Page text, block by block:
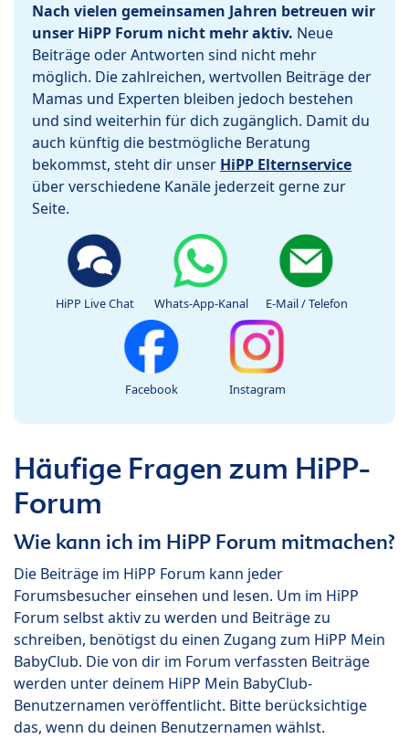
Nach vielen gemeinsamen Jahren betreuen wir
unser HiPP Forum nicht mehr aktiv. Neue
Beiträge oder Antworten sind nicht mehr
möglich. Die zahlreichen, wertvollen Beiträge der
Mamas und Experten bleiben jedoch bestehen
und sind weiterhin für dich zugänglich. Damit du
auch künftig die bestmögliche Beratung
bekommst, steht dir unser HiPP Elternservice
über verschiedene Kanäle jederzeit gerne zur
Seite.
HiPP Live Chat Whats-App-Kanal E-Mail / Telefon
Facebook Instagram
Häufige Fragen zum HiPP-
Forum
Wie kann ich im HiPP Forum mitmachen?
Die Beiträge im HiPP Forum kann jeder
Forumsbesucher einsehen und lesen. Um im HiPP
Forum selbst aktiv zu werden und Beiträge zu
schreiben, benötigst du einen Zugang zum HiPP Mein
BabyClub. Die von dir im Forum verfassten Beiträge
werden unter deinem HiPP Mein BabyClub-
Benutzernamen veröffentlicht. Bitte berücksichtige
das, wenn du deinen Benutzernamen wählst.